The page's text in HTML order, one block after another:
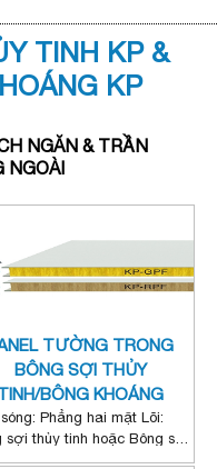
TINH KP &
KP
NGĂN & TRẦN
NGOÀI
TƯỜNG TRONG
BÔNG SỢI THỦY
BÔNG KHOÁNG
Phẳng hai mặt Lõi:
sợi thủy tinh hoặc Bông sợi